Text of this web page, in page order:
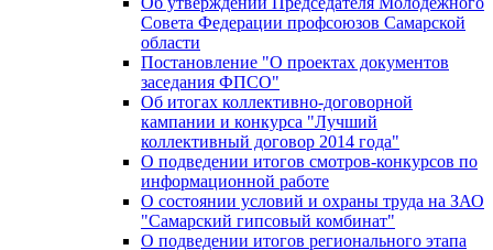
Совета Федерации профсоюзов Самарской
области
Постановление "О проектах документов
заседания ФПСО"
Об итогах коллективно-договорной
кампании и конкурса "Лучший
коллективный договор 2014 года"
О подведении итогов смотров-конкурсов по
информационной работе
О состоянии условий и охраны труда на ЗАО
"Самарский гипсовый комбинат"
О подведении итогов регионального этапа